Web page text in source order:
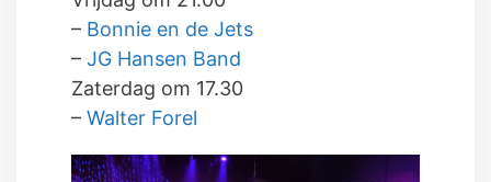
– Bonnie en de Jets
– JG Hansen Band
Zaterdag om 17.30
– Walter Forel